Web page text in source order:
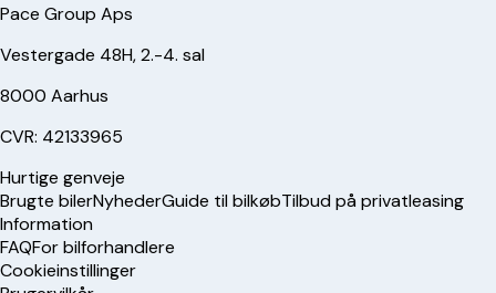
Pace Group Aps
Vestergade 48H, 2.-4. sal
8000 Aarhus
CVR: 42133965
Hurtige genveje
Brugte bilerNyhederGuide til bilkøbTilbud på privatleasing
Information
FAQFor bilforhandlere
Cookieinstillinger